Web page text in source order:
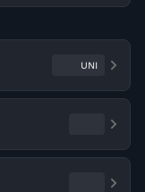
UNI